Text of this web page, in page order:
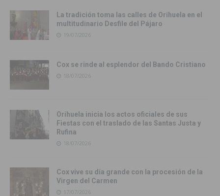
La tradición toma las calles de Orihuela en el
multitudinario Desfile del Pájaro
19/07/2026
Cox se rinde al esplendor del Bando Cristiano
18/07/2026
Orihuela inicia los actos oficiales de sus
Fiestas con el traslado de las Santas Justa y
Rufina
18/07/2026
Cox vive su día grande con la procesión de la
Virgen del Carmen
17/07/2026